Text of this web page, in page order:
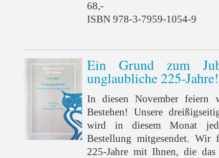
68,-
ISBN 978-3-7959-1054-9
Ein Grund zum
unglaubliche 225-Jahre!
In diesen November feiern
Bestehen! Unsere
wird in diesem Monat
Bestellung mitgesendet. Wir
225-Jahre mit Ihnen, die